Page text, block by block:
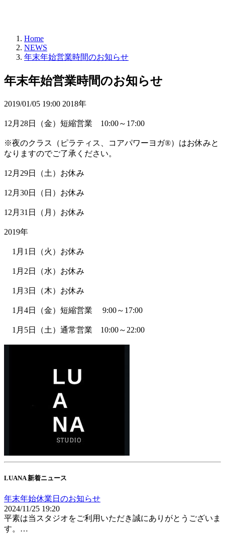
Home
NEWS
年末年始営業時間のお知らせ
年末年始営業時間のお知らせ
2019/01/05 19:00 2018年
12月28日（金）短縮営業 10:00～17:00
※夜のクラス（ピラティス、コアパワーヨガ®）はお休みと
なりますのでご了承ください。
12月29日（土）お休み
12月30日（日）お休み
12月31日（月）お休み
2019年
1月1日（火）お休み
1月2日（水）お休み
1月3日（木）お休み
1月4日（金）短縮営業 9:00～17:00
1月5日（土）通常営業 10:00～22:00
LUANA 新着ニュース
年末年始休業日のお知らせ
2024/11/25 19:20
平素は当スタジオをご利用いただき誠にありがとうございま
す。…